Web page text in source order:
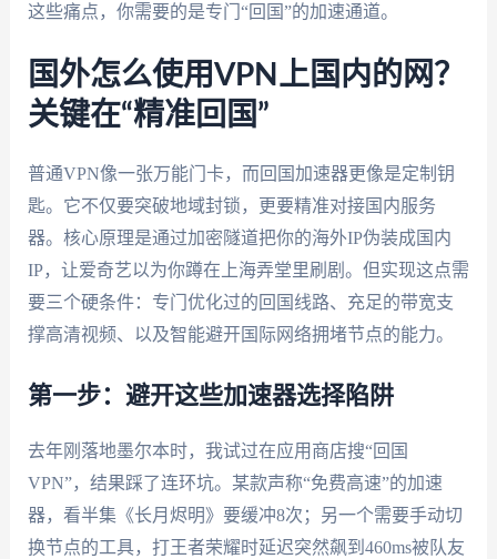
这些痛点，你需要的是专门“回国”的加速通道。
国外怎么使用VPN上国内的网？
关键在“精准回国”
普通VPN像一张万能门卡，而回国加速器更像是定制钥
匙。它不仅要突破地域封锁，更要精准对接国内服务
器。核心原理是通过加密隧道把你的海外IP伪装成国内
IP，让爱奇艺以为你蹲在上海弄堂里刷剧。但实现这点需
要三个硬条件：专门优化过的回国线路、充足的带宽支
撑高清视频、以及智能避开国际网络拥堵节点的能力。
第一步：避开这些加速器选择陷阱
去年刚落地墨尔本时，我试过在应用商店搜“回国
VPN”，结果踩了连环坑。某款声称“免费高速”的加速
器，看半集《长月烬明》要缓冲8次；另一个需要手动切
换节点的工具，打王者荣耀时延迟突然飙到460ms被队友